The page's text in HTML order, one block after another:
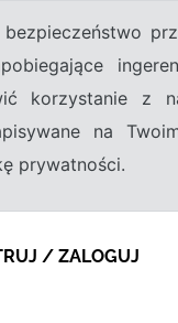
korzystanie z
na
prywatności.
/ ZALOGUJ